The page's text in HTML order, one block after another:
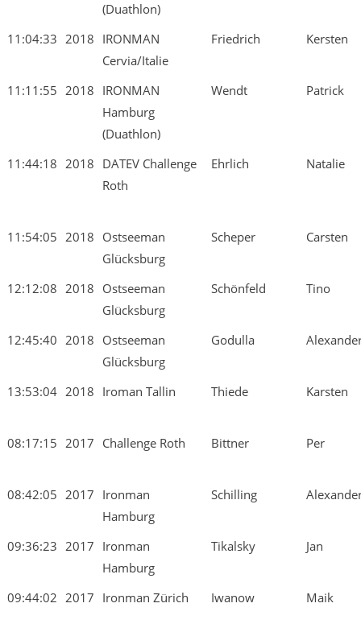
(Duathlon)
11:04:33 2018 IRONMAN
Cervia/Italie
Friedrich Kersten
11:11:55 2018 IRONMAN
Hamburg
(Duathlon)
Wendt Patrick
11:44:18 2018 DATEV Challenge
Roth
Ehrlich Natalie
11:54:05 2018 Ostseeman
Glücksburg
Scheper Carsten
12:12:08 2018 Ostseeman
Glücksburg
Schönfeld Tino
12:45:40 2018 Ostseeman
Glücksburg
Godulla
13:53:04 2018 Iroman Tallin Thiede Karsten
08:17:15 2017 Challenge Roth Bittner Per
08:42:05 2017 Ironman
Hamburg
Schilling
09:36:23 2017 Ironman
Hamburg
Tikalsky Jan
09:44:02 2017 Ironman Zürich Iwanow Maik